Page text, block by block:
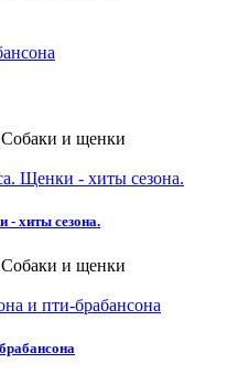
Собаки и щенки
- хиты сезона.
Собаки и щенки